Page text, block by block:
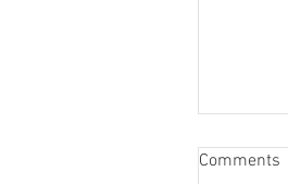
Tuna
Comments